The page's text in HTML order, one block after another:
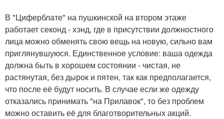
В "Циферблате" на пушкинской на втором этаже
работает секонд - хэнд, где в присутствии должностного
лица можно обменять свою вещь на новую, сильно вам
приглянувшуюся. Единственное условие: ваша одежда
должна быть в хорошем состоянии - чистая, не
растянутая, без дырок и пятен, так как предполагается,
что после её будут носить. В случае если же одежду
отказались принимать "на Прилавок", то без проблем
можно оставить её для благотворительных акций.